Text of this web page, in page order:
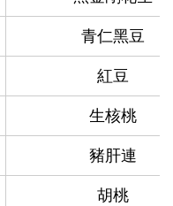
青仁黑豆
紅豆
生核桃
豬肝連
胡桃